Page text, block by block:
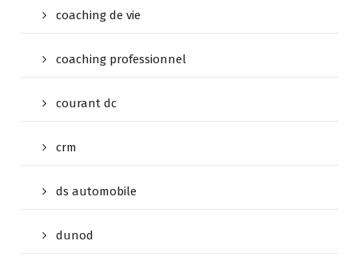
coaching de vie
coaching professionnel
courant dc
crm
ds automobile
dunod